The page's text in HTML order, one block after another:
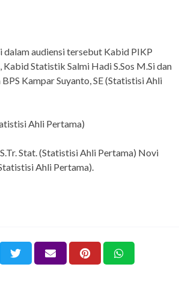
dalam audiensi tersebut Kabid PIKP
Kabid Statistik Salmi Hadi S.Sos M.Si dan
Kampar Suyanto, SE (Statistisi Ahli
Ahli Pertama)
Stat. (Statistisi Ahli Pertama) Novi
Ahli Pertama).